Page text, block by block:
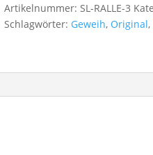
Artikelnummer: SL-RALLE-3
Schlagwörter: Geweih, Original,